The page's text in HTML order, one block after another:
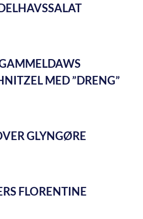
MED ”DRENG”
GLYNGØRE
FLORENTINE